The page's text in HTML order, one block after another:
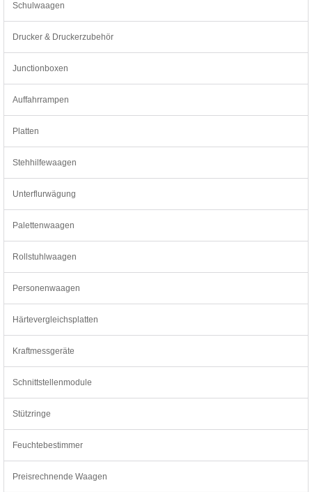
Schulwaagen
Drucker & Druckerzubehör
Junctionboxen
Auffahrrampen
Platten
Stehhilfewaagen
Unterflurwägung
Palettenwaagen
Rollstuhlwaagen
Personenwaagen
Härtevergleichsplatten
Kraftmessgeräte
Schnittstellenmodule
Stützringe
Feuchtebestimmer
Preisrechnende Waagen